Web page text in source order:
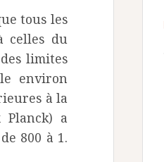
tous les
celles du
limites
environ
à la
a
800 à 1.